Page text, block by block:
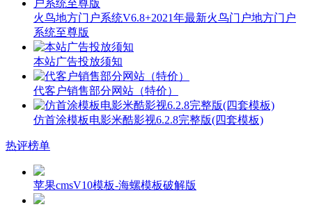
火鸟地方门户系统V6.8+2021年最新火鸟门户地方门户
系统至尊版
本站广告投放须知
代客户销售部分网站（特价）
仿首涂模板电影米酷影视6.2.8完整版(四套模板)
热评榜单
苹果cmsV10模板-海螺模板破解版